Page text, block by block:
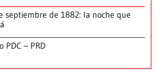
septiembre de 1882: la noche que
PDC – PRD